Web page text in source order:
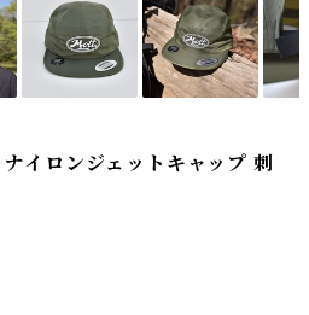
ロンジェットキャップ 刺